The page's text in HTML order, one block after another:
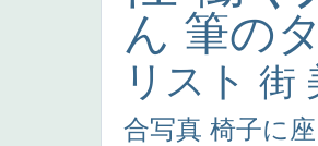
ん 筆の
リスト 街
合写真 椅子に